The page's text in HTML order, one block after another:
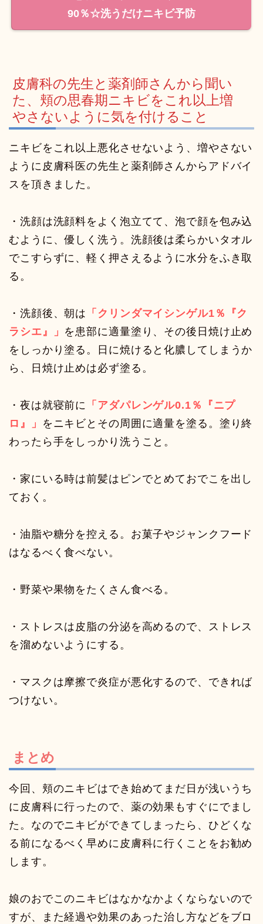
90％☆洗うだけニキビ予防
皮膚科の先生と薬剤師さんから聞い
た、 頬の思春期ニキビをこれ以上増
やさないように気を付けること
ニキビをこれ以上悪化させないよう、増やさない
ように皮膚科医の先生と薬剤師さんからアドバイ
スを頂きました。
・洗顔は洗顔料をよく泡立てて、泡で顔を包み込
むように、優しく洗う。洗顔後は柔らかいタオル
でこすらずに、軽く押さえるように水分をふき取
る。
・洗顔後、朝は 「クリンダマイシンゲル1％『ク
ラシエ』」 を患部に適量塗り、その後日焼け止め
をしっかり塗る。日に焼けると化膿してしまうか
ら、日焼け止めは必ず塗る。
・夜は就寝前に
「アダパレンゲル0.1％『ニプ
ロ』」
をニキビとその周囲に適量を塗る。塗り終
わったら手をしっかり洗うこと。
・家にいる時は前髪はピンでとめておでこを出し
ておく。
・油脂や糖分を控える。お菓子やジャンクフード
はなるべく食べない。
・野菜や果物をたくさん食べる。
・ストレスは皮脂の分泌を高めるので、ストレス
を溜めないようにする。
・マスクは摩擦で炎症が悪化するので、できれば
つけない。
まとめ
今回、頬のニキビはでき始めてまだ日が浅いうち
に皮膚科に行ったので、薬の効果もすぐにでまし
た。なのでニキビができてしまったら、ひどくな
る前になるべく早めに皮膚科に行くことをお勧め
します。
娘のおでこのニキビはなかなかよくならないので
すが、また経過や効果のあった治し方などをブロ